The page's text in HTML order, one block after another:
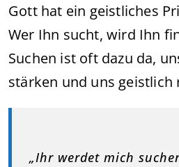
Gott hat ein geistliches
Wer Ihn sucht, wird Ihn
Suchen ist oft dazu da,
stärken und uns geistlich
„Ihr werdet mich